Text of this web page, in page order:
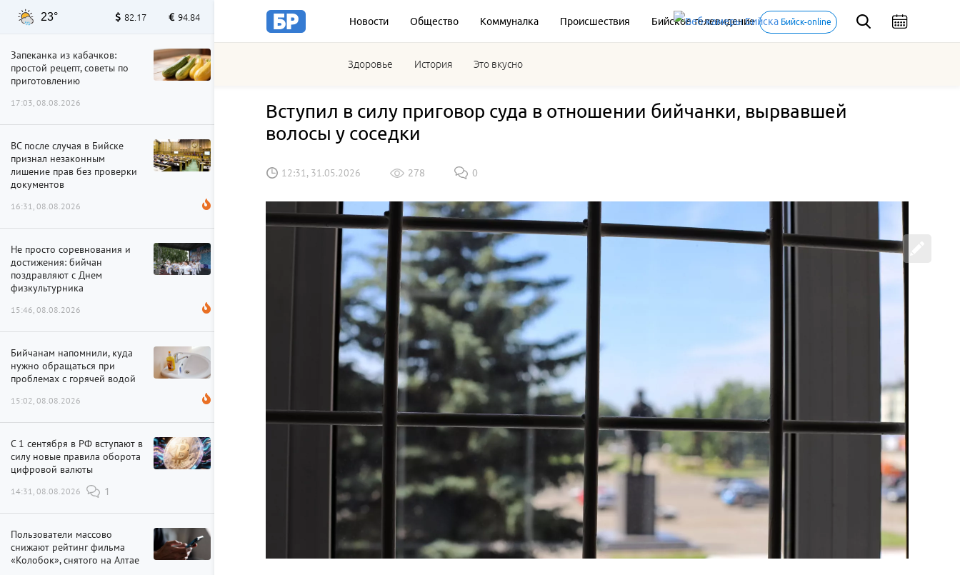
Новости Общество Коммуналка Происшествия Бийское телевидение Бийск-online
Здоровье История Это вкусно
23° 82.17 94.84
Запеканка из кабачков:
простой рецепт, советы по
приготовлению
17:03, 08.08.2026
ВС после случая в Бийске
признал незаконным
лишение прав без проверки
документов
16:31, 08.08.2026
Не просто соревнования и
достижения: бийчан
поздравляют с Днем
физкультурника
15:46, 08.08.2026
Бийчанам напомнили, куда
нужно обращаться при
проблемах с горячей водой
15:02, 08.08.2026
С 1 сентября в РФ вступают в
силу новые правила оборота
цифровой валюты
14:31, 08.08.2026 1
Пользователи массово
снижают рейтинг фильма
«Колобок», снятого на Алтае
Вступил в силу приговор суда в отношении бийчанки, вырвавшей
волосы у соседки
12:31, 31.05.2026 278 0